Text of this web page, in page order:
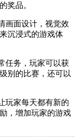
奖品。
面设计，视觉效
沉浸式的游戏体
务，玩家可以获
别的比赛，还可以
家每天都有新的
，增加玩家的游戏